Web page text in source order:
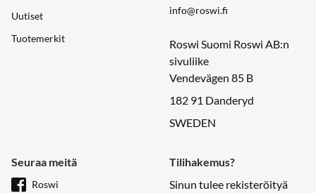
Uutiset
Tuotemerkit
info@roswi.fi
Roswi Suomi Roswi AB:n
sivuliike
Vendevägen 85 B
182 91 Danderyd
SWEDEN
Seuraa meitä
Roswi
Tilihakemus?
Sinun tulee rekisteröityä